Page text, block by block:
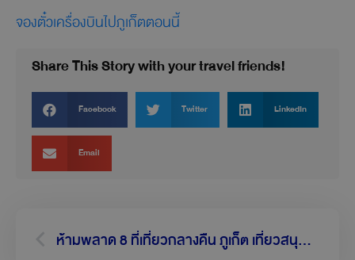
จองตั๋วเครื่องบินไปภูเก็ตตอนนี้
Share This Story with your travel friends!
Facebook Twitter LinkedIn
Email
ห้ามพลาด 8 ที่เที่ยวกลางคืน ภูเก็ต เที่ยวสนุก ของกินอร่อย